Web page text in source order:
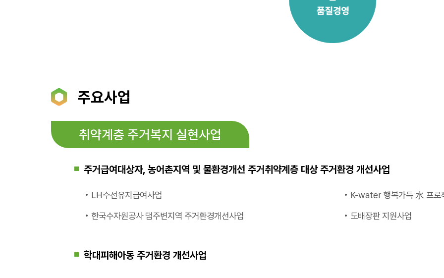
주요사업
취약계층 주거복지 실현사업
주거급여대상자, 농어촌지역 및 물환경개선 주거취약계층 대상 주거환경 개선사업
• LH수선유지급여사업
• K-water 행복가득 水 프로
• 한국수자원공사 댐주변지역 주거환경개선사업
• 도배장판 지원사업
학대피해아동 주거환경 개선사업